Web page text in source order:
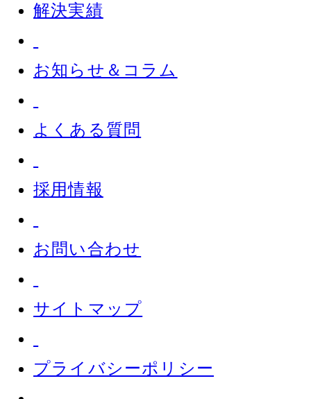
解決実績
お知らせ＆コラム
よくある質問
採用情報
お問い合わせ
サイトマップ
プライバシーポリシー